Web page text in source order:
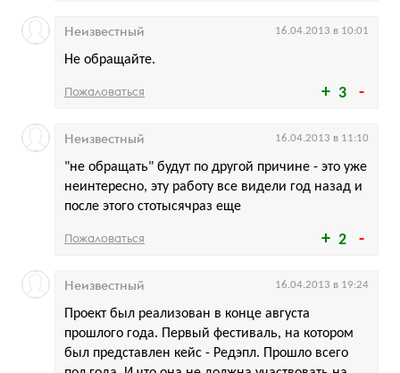
3
Не обращайте.
Неизвестный 16.04.2013 в 10:01
Пожаловаться
2
"не обращать" будут по другой причине - это уже
неинтересно, эту работу все видели год назад и
после этого стотысячраз еще
Неизвестный 16.04.2013 в 11:10
Пожаловаться
Проект был реализован в конце августа
прошлого года. Первый фестиваль, на котором
был представлен кейс - Редэпл. Прошло всего
Неизвестный 16.04.2013 в 19:24